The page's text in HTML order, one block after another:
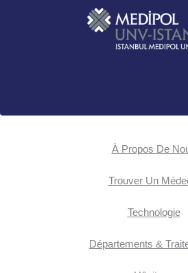
À Propos De
Trouver Un
Technologie
Départements &